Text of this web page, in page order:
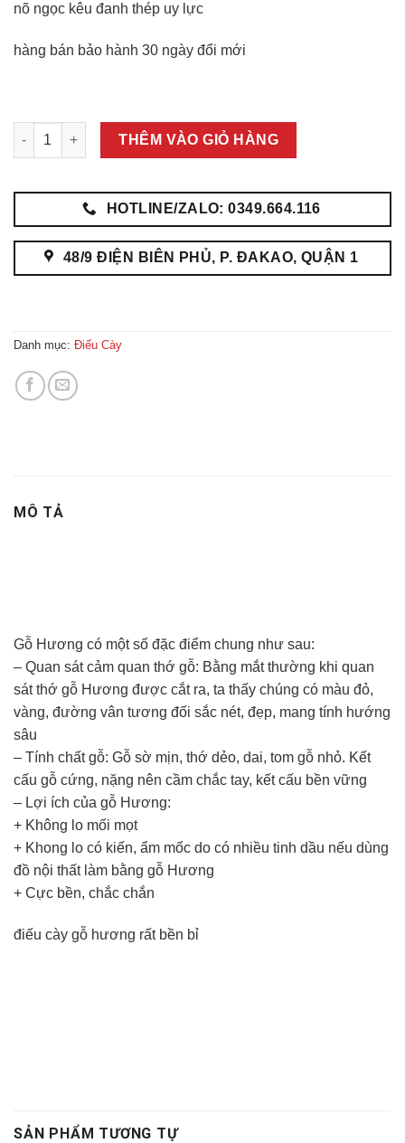
nõ ngọc kêu đanh thép uy lực
hàng bán bảo hành 30 ngày đổi mới
Điếu cày mini- Điếu Cày Gỗ hương số lượng
THÊM VÀO GIỎ HÀNG
HOTLINE/ZALO: 0349.664.116
48/9 ĐIỆN BIÊN PHỦ, P. ĐAKAO, QUẬN 1
Danh mục: Điếu Cày
MÔ TẢ
Gỗ Hương có một số đặc điểm chung như sau:
– Quan sát cảm quan thớ gỗ: Bằng mắt thường khi quan
sát thớ gỗ Hương được cắt ra, ta thấy chúng có màu đỏ,
vàng, đường vân tương đối sắc nét, đẹp, mang tính hướng
sâu
– Tính chất gỗ: Gỗ sờ mịn, thớ dẻo, dai, tom gỗ nhỏ. Kết
cấu gỗ cứng, nặng nên cầm chắc tay, kết cấu bền vững
– Lợi ích của gỗ Hương:
+ Không lo mối mọt
+ Khong lo có kiến, ẩm mốc do có nhiều tinh dầu nếu dùng
đồ nội thất làm bằng gỗ Hương
+ Cực bền, chắc chắn
điếu cày gỗ hương rất bền bỉ
SẢN PHẨM TƯƠNG TỰ